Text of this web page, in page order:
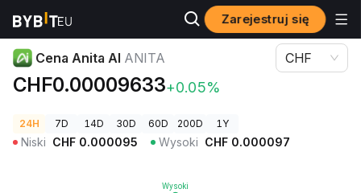
Zarejestruj się
Ceny kryptowalut Cena Anita AI ANITA
Cena Anita AI ANITA
CHF0.00009633+0.05%
CHF
24H 7D 14D 30D 60D 200D 1Y
Niski CHF 0.000095 Wysoki CHF 0.000097